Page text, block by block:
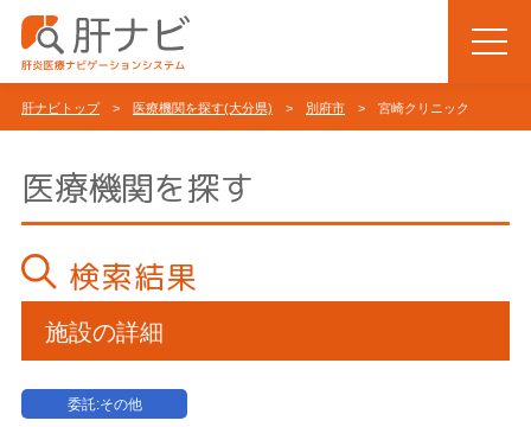
肝ナビトップ> 医療機関を探す(大分県) > 別府市 > 宮崎クリニック
医療機関を探す
検索結果
施設の詳細
委託:その他